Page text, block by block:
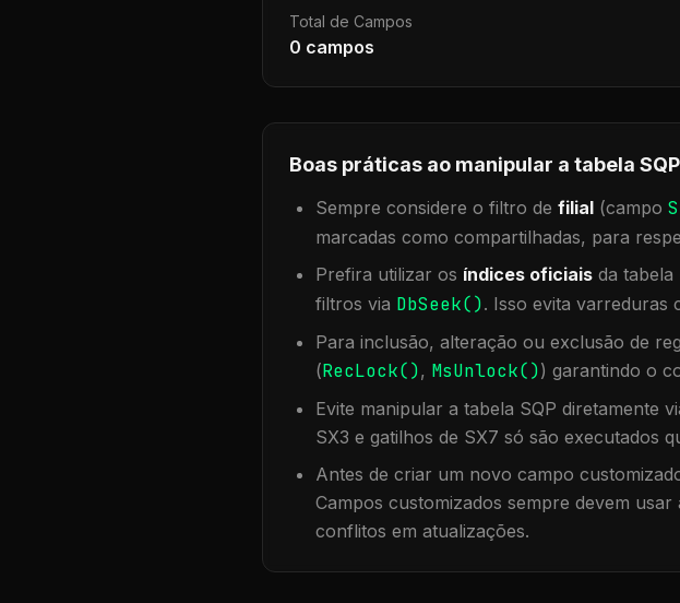
Total de Campos
0 campos
Boas práticas ao manipular a tabela SQP
Sempre considere o filtro de filial (campo
marcadas como compartilhadas, para
Prefira utilizar os índices oficiais da tabela
filtros via DbSeek(). Isso evita varreduras
Para inclusão, alteração ou exclusão de
(RecLock(), MsUnlock()) garantindo o
Evite manipular a tabela SQP diretamente
SX3 e gatilhos de SX7 só são executados
Antes de criar um novo campo
Campos customizados sempre devem
conflitos em atualizações.